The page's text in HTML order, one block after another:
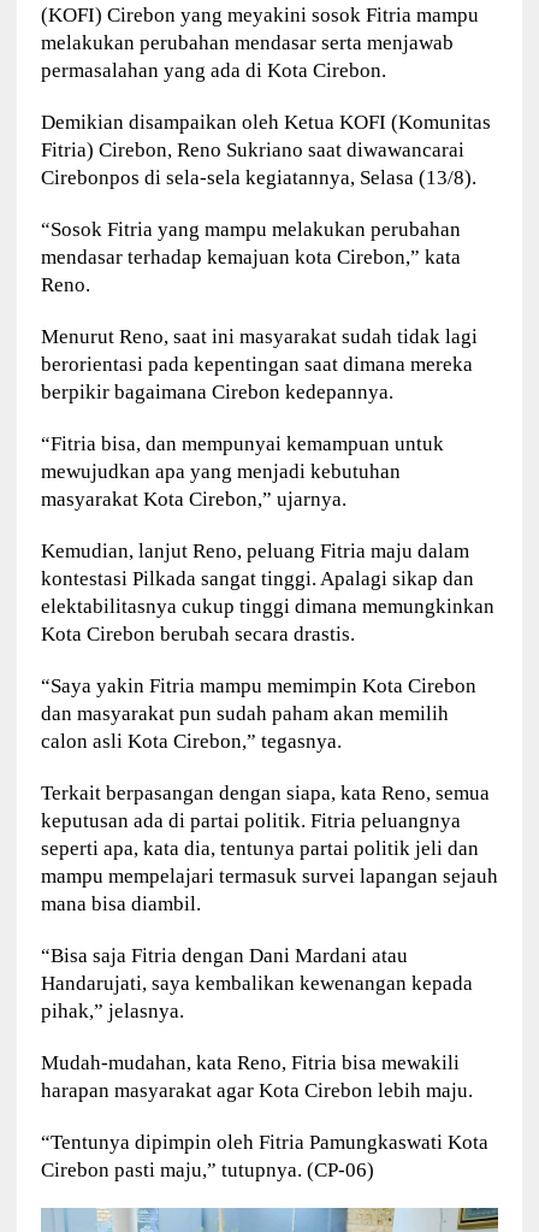
(KOFI) Cirebon yang meyakini sosok Fitria mampu
melakukan perubahan mendasar serta menjawab
permasalahan yang ada di Kota Cirebon.
Demikian disampaikan oleh Ketua KOFI (Komunitas
Fitria) Cirebon, Reno Sukriano saat diwawancarai
Cirebonpos di sela-sela kegiatannya, Selasa (13/8).
“Sosok Fitria yang mampu melakukan perubahan
mendasar terhadap kemajuan kota Cirebon,” kata
Reno.
Menurut Reno, saat ini masyarakat sudah tidak lagi
berorientasi pada kepentingan saat dimana mereka
berpikir bagaimana Cirebon kedepannya.
“Fitria bisa, dan mempunyai kemampuan untuk
mewujudkan apa yang menjadi kebutuhan
masyarakat Kota Cirebon,” ujarnya.
Kemudian, lanjut Reno, peluang Fitria maju dalam
kontestasi Pilkada sangat tinggi. Apalagi sikap dan
elektabilitasnya cukup tinggi dimana memungkinkan
Kota Cirebon berubah secara drastis.
“Saya yakin Fitria mampu memimpin Kota Cirebon
dan masyarakat pun sudah paham akan memilih
calon asli Kota Cirebon,” tegasnya.
Terkait berpasangan dengan siapa, kata Reno, semua
keputusan ada di partai politik. Fitria peluangnya
seperti apa, kata dia, tentunya partai politik jeli dan
mampu mempelajari termasuk survei lapangan sejauh
mana bisa diambil.
“Bisa saja Fitria dengan Dani Mardani atau
Handarujati, saya kembalikan kewenangan kepada
pihak,” jelasnya.
Mudah-mudahan, kata Reno, Fitria bisa mewakili
harapan masyarakat agar Kota Cirebon lebih maju.
“Tentunya dipimpin oleh Fitria Pamungkaswati Kota
Cirebon pasti maju,” tutupnya. (CP-06)